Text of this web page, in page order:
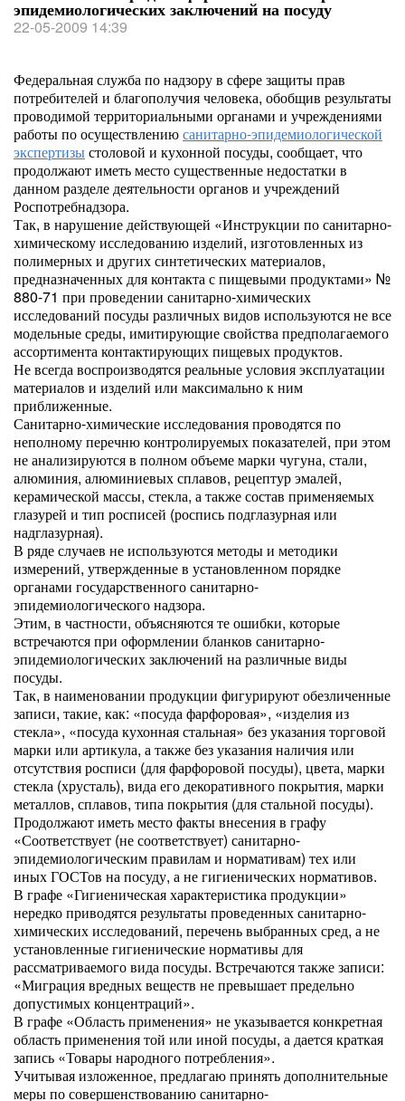
эпидемиологических заключений на посуду
22-05-2009 14:39
Федеральная служба по надзору в сфере защиты прав
потребителей и благополучия человека, обобщив результаты
проводимой территориальными органами и учреждениями
работы по осуществлениюсанитарно-эпидемиологической
экспертизыстоловой и кухонной посуды, сообщает, что
продолжают иметь место существенные недостатки в
данном разделе деятельности органов и учреждений
Роспотребнадзора.
Так, в нарушение действующей «Инструкции по санитарно-
химическому исследованию изделий, изготовленных из
полимерных и других синтетических материалов,
предназначенных для контакта с пищевыми продуктами» №
880-71 при проведении санитарно-химических
исследований посуды различных видов используются не все
модельные среды, имитирующие свойства предполагаемого
ассортимента контактирующих пищевых продуктов.
Не всегда воспроизводятся реальные условия эксплуатации
материалов и изделий или максимально к ним
приближенные.
Санитарно-химические исследования проводятся по
неполному перечню контролируемых показателей, при этом
не анализируются в полном объеме марки чугуна, стали,
алюминия, алюминиевых сплавов, рецептур эмалей,
керамической массы, стекла, а также состав применяемых
глазурей и тип росписей (роспись подглазурная или
надглазурная).
В ряде случаев не используются методы и методики
измерений, утвержденные в установленном порядке
органами государственного санитарно-
эпидемиологического надзора.
Этим, в частности, объясняются те ошибки, которые
встречаются при оформлении бланков санитарно-
эпидемиологических заключений на различные виды
посуды.
Так, в наименовании продукции фигурируют обезличенные
записи, такие, как: «посуда фарфоровая», «изделия из
стекла», «посуда кухонная стальная» без указания торговой
марки или артикула, а также без указания наличия или
отсутствия росписи (для фарфоровой посуды), цвета, марки
стекла (хрусталь), вида его декоративного покрытия, марки
металлов, сплавов, типа покрытия (для стальной посуды).
Продолжают иметь место факты внесения в графу
«Соответствует (не соответствует) санитарно-
эпидемиологическим правилам и нормативам) тех или
иных ГОСТов на посуду, а не гигиенических нормативов.
В графе «Гигиеническая характеристика продукции»
нередко приводятся результаты проведенных санитарно-
химических исследований, перечень выбранных сред, а не
установленные гигиенические нормативы для
рассматриваемого вида посуды. Встречаются также записи:
«Миграция вредных веществ не превышает предельно
допустимых концентраций».
В графе «Область применения» не указывается конкретная
область применения той или иной посуды, а дается краткая
запись «Товары народного потребления».
Учитывая изложенное, предлагаю принять дополнительные
меры по совершенствованию санитарно-